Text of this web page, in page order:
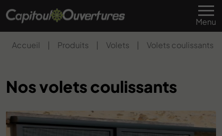
Menu
Accueil | Produits | Volets | Volets coulissants
Nos volets coulissants